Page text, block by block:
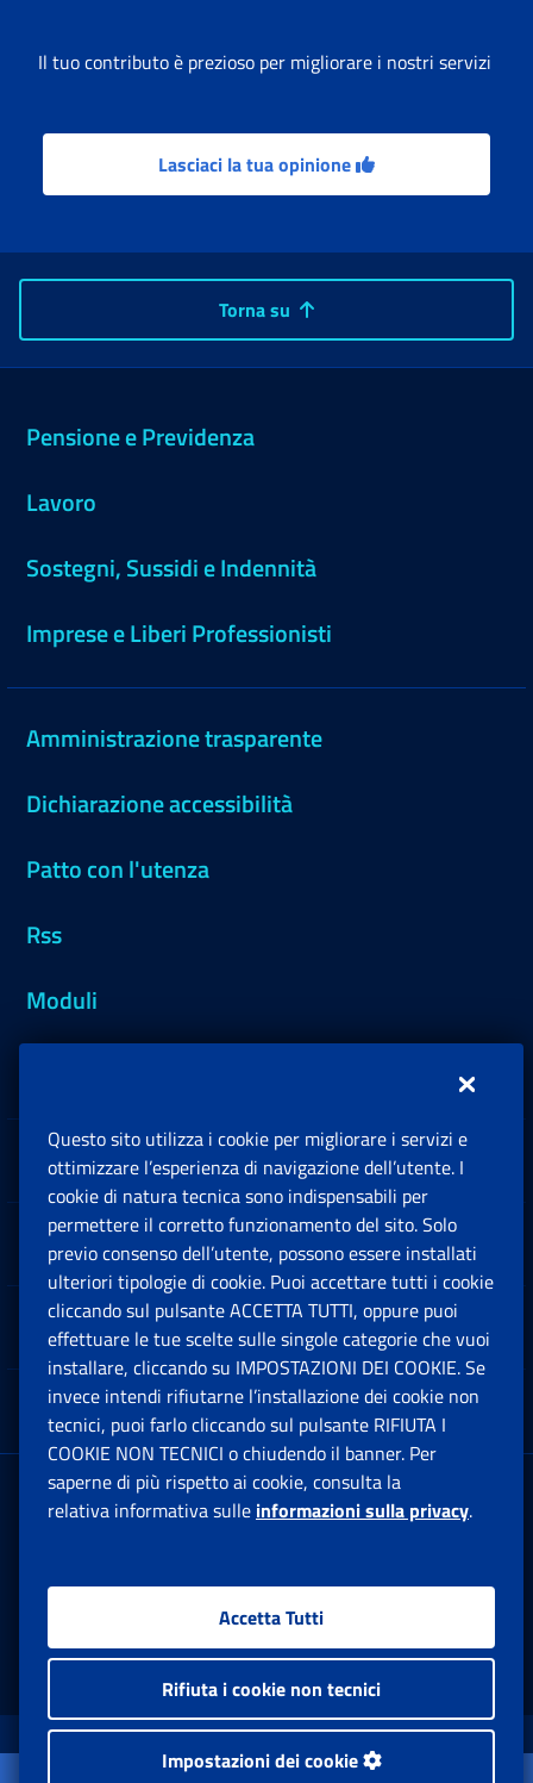
Il tuo contributo è prezioso per migliorare i nostri servizi
Lasciaci la tua opinione
Torna su
Pensione e Previdenza
Lavoro
Sostegni, Sussidi e Indennità
Imprese e Liberi Professionisti
Amministrazione trasparente
Dichiarazione accessibilità
Patto con l'utenza
Rss
Moduli
Sedi e Contatti
Software
Note Legali
App mobile
Sede Legale : Via Ciro il Grande, 21
00144 Roma
Facebook: Apre una nuova finestra
Twitter: Apre una nuova finestra
Whatsapp: Apre una nuova
Youtube: Apre una
Instagram:
www.inps.gov.it © 1997-2026
Questo sito utilizza i cookie per migliorare i servizi e
ottimizzare l’esperienza di navigazione dell’utente. I
cookie di natura tecnica sono indispensabili per
permettere il corretto funzionamento del sito. Solo
previo consenso dell’utente, possono essere installati
ulteriori tipologie di cookie. Puoi accettare tutti i cookie
cliccando sul pulsante ACCETTA TUTTI, oppure puoi
effettuare le tue scelte sulle singole categorie che vuoi
installare, cliccando su IMPOSTAZIONI DEI COOKIE. Se
invece intendi rifiutarne l’installazione dei cookie non
tecnici, puoi farlo cliccando sul pulsante RIFIUTA I
COOKIE NON TECNICI o chiudendo il banner. Per
saperne di più rispetto ai cookie, consulta la
relativa informativa sulle informazioni sulla privacy.
Accetta Tutti
Rifiuta i cookie non tecnici
Impostazioni dei cookie